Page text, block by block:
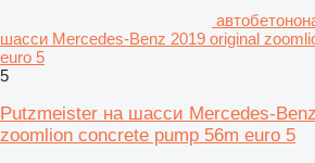
шасси Mercedes-Benz 2019 original
euro 5
5
Putzmeister на шасси Mercedes-
zoomlion concrete pump 56m euro 5